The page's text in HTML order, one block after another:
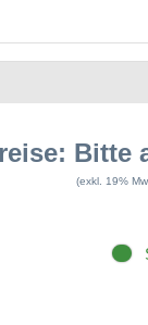
Bitte
(exkl. 19%